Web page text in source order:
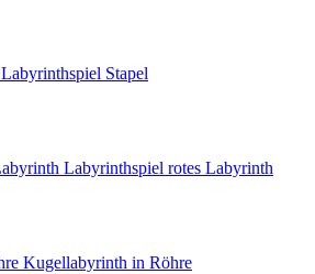
Labyrinthspiel Stapel
Labyrinthspiel rotes Labyrinth
Kugellabyrinth in Röhre